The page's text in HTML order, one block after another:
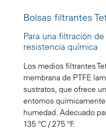
Bolsas filtrantes
Para una filtración
resistencia química
Los medios filtrantes
membrana de PTFE
sustratos, que ofrece
entornos
humedad. Adecuado
135 °C / 275 °F.